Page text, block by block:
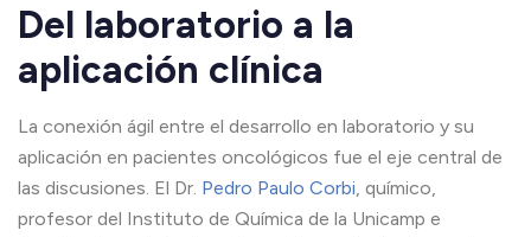
Del laboratorio a la
aplicación clínica
La conexión ágil entre el desarrollo en laboratorio y su
aplicación en pacientes oncológicos fue el eje central de
las discusiones. El Dr. Pedro Paulo Corbi, químico,
profesor del Instituto de Química de la Unicamp e